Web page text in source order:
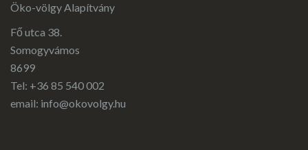
Öko-völgy Alapítvány
Fő utca 38.
Somogyvámos
8699
Tel: +36 85 540 002
email: info@okovolgy.hu